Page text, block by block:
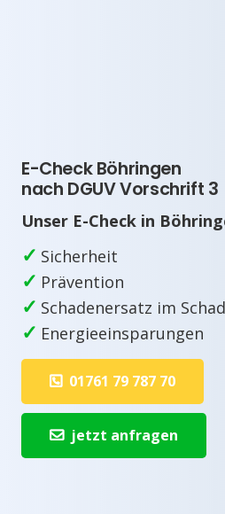
E-Check Böhringen
nach DGUV Vorschrift 3
Unser E-Check in
✓ Sicherheit
✓ Prävention
✓ Schadenersatz im
✓ Energieeinsparungen
01761 79 787 70
jetzt anfragen